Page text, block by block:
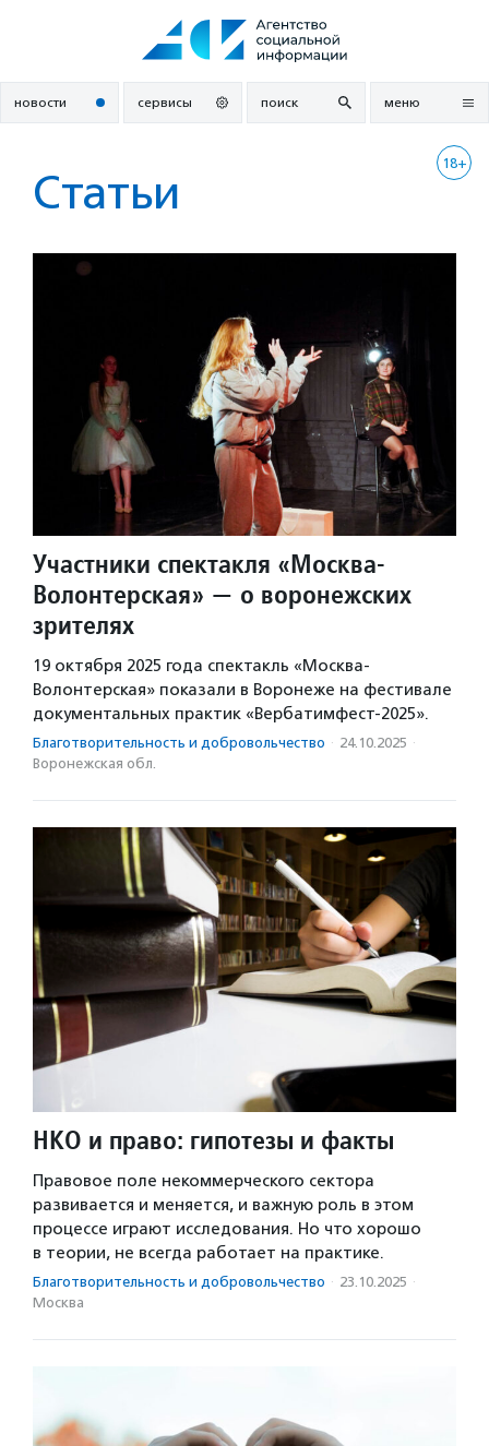
новости сервисы поиск меню
18+
Статьи
Участники спектакля «Москва-
Волонтерская» — о воронежских
зрителях
19 октября 2025 года спектакль «Москва-
Волонтерская» показали в Воронеже на фестивале
документальных практик «Вербатимфест-2025».
Благотвори­тель­ность и доброволь­чест­во · 24.10.2025 ·
Воронежская обл.
НКО и право: гипотезы и факты
Правовое поле некоммерческого сектора
развивается и меняется, и важную роль в этом
процессе играют исследования. Но что хорошо
в теории, не всегда работает на практике.
Благотвори­тель­ность и доброволь­чест­во · 23.10.2025 ·
Москва